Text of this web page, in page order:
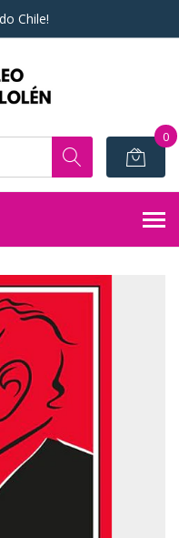
Chile!
0